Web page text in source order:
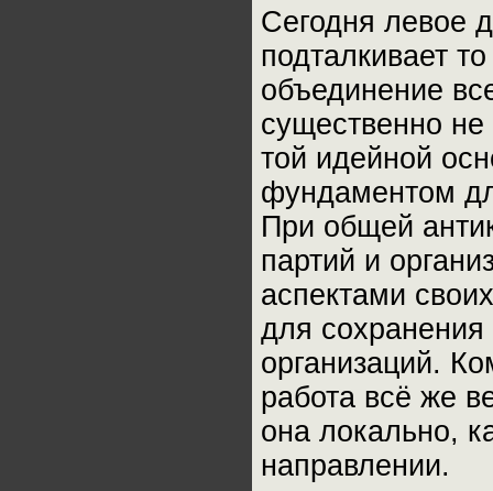
Сегодня левое
подталкивает
объединение
существенно не
той идейной
фундаментом
При общей
партий и
аспектами
для сохранения
организаций.
работа всё же
она локально,
направлении.